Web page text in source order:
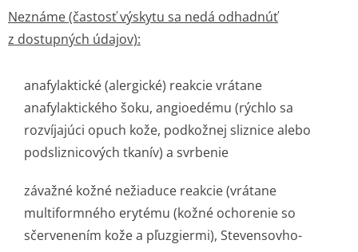
Neznáme (častosť výskytu sa nedá odhadnúť
z dostupných údajov):
anafylaktické (alergické) reakcie vrátane
anafylaktického šoku, angioedému (rýchlo sa
rozvíjajúci opuch kože, podkožnej sliznice alebo
podsliznicových tkanív) a svrbenie
závažné kožné nežiaduce reakcie (vrátane
multiformného erytému (kožné ochorenie so
sčervenením kože a pľuzgiermi), Stevensovho-